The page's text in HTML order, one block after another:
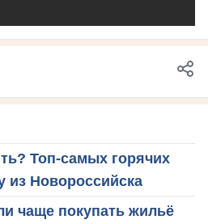
Топ-самых горячих
из Новороссийска
чаще покупать жильё